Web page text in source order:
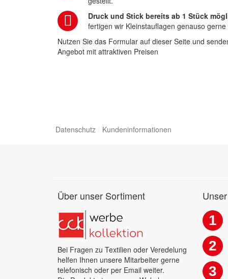
Druck und Stick bereits ab 1 Stück
fertigen wir Kleinstauflagen genauso
Nutzen Sie das Formular auf dieser Seite und
Angebot mit attraktiven Preisen
Datenschutz Kundeninformationen
Über unser Sortiment
Bei Fragen zu Textilien oder Veredelung
helfen Ihnen unsere Mitarbeiter gerne
telefonisch oder per Email weiter.
1
2
3